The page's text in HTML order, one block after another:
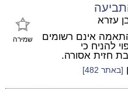
שמירה
עזרא
התאמה אינם רשומים
להניח כי
חזית אסורה.
[באתר 482]